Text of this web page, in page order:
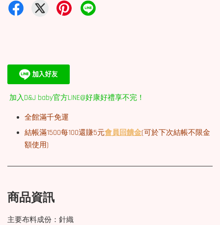
加入D&J baby官方LINE@好康好禮享不完！
全館滿千免運
結帳滿1500每100還賺5元會員回饋金(可於下次結帳不限金
額使用)
商品資訊
主要布料成份：針織